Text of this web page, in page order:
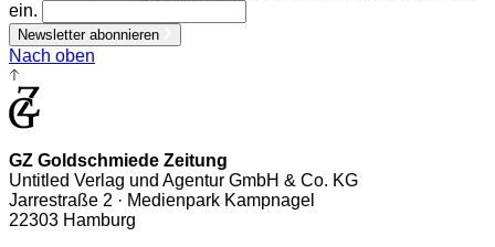
ein.
Newsletter abonnieren
Nach oben
GZ Goldschmiede Zeitung
Untitled Verlag und Agentur GmbH & Co. KG
Jarrestraße 2 · Medienpark Kampnagel
22303 Hamburg